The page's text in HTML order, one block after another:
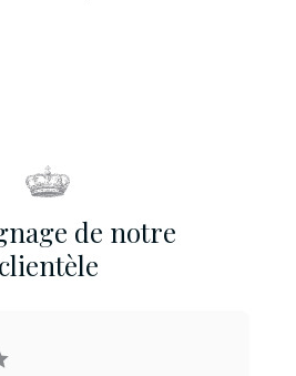
de notre
clientèle